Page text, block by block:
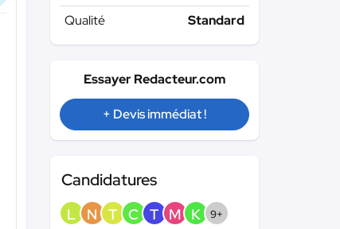
Qualité
Standard
Essayer Redacteur.com
+ Devis immédiat !
Candidatures
L N T C T M K 9+